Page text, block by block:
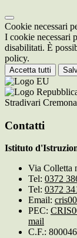
Cookie necessari
I cookie necessari
disabilitati. È
policy.
Accetta tutti
Stradivari Cremona
Contatti
Istituto
Via Colletta
Tel: 0372
Tel: 0372
Email:
PEC:
mail
C.F.: